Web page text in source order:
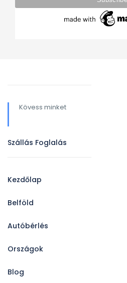
Kövess minket
Szállás Foglalás
Kezdőlap
Belföld
Autóbérlés
Országok
Blog